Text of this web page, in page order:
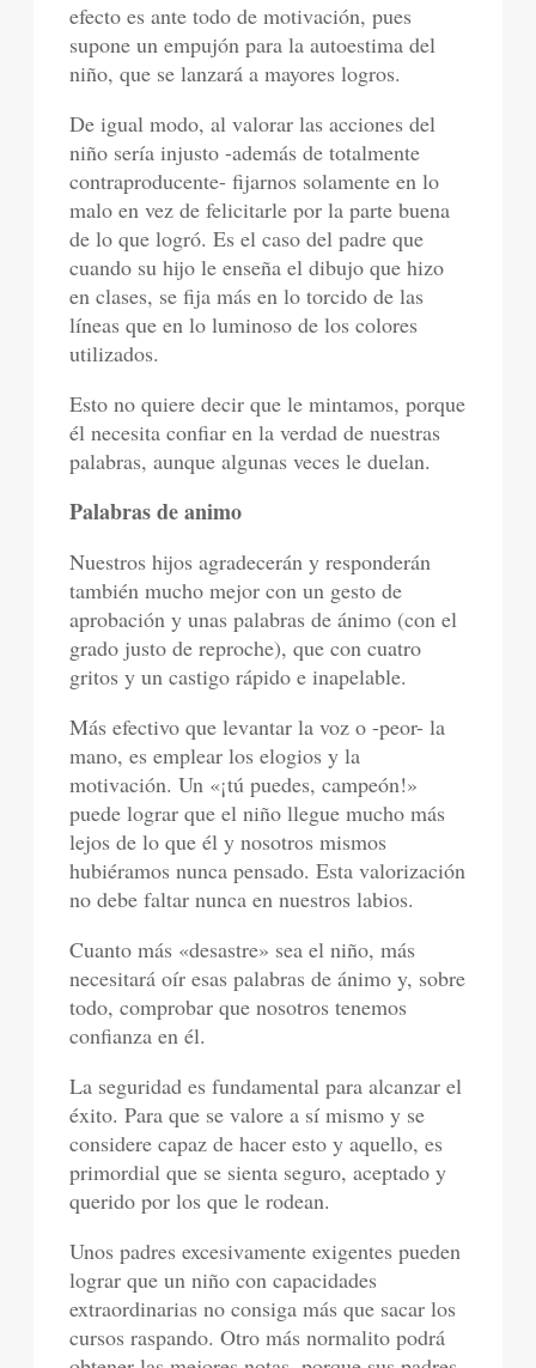
efecto es ante todo de motivación, pues
supone un empujón para la autoestima del
niño, que se lanzará a mayores logros.
De igual modo, al valorar las acciones del
niño sería injusto -además de totalmente
contraproducente- fijarnos solamente en lo
malo en vez de felicitarle por la parte buena
de lo que logró. Es el caso del padre que
cuando su hijo le enseña el dibujo que hizo
en clases, se fija más en lo torcido de las
líneas que en lo luminoso de los colores
utilizados.
Esto no quiere decir que le mintamos, porque
él necesita confiar en la verdad de nuestras
palabras, aunque algunas veces le duelan.
Palabras de animo
Nuestros hijos agradecerán y responderán
también mucho mejor con un gesto de
aprobación y unas palabras de ánimo (con el
grado justo de reproche), que con cuatro
gritos y un castigo rápido e inapelable.
Más efectivo que levantar la voz o -peor- la
mano, es emplear los elogios y la
motivación. Un «¡tú puedes, campeón!»
puede lograr que el niño llegue mucho más
lejos de lo que él y nosotros mismos
hubiéramos nunca pensado. Esta valorización
no debe faltar nunca en nuestros labios.
Cuanto más «desastre» sea el niño, más
necesitará oír esas palabras de ánimo y, sobre
todo, comprobar que nosotros tenemos
confianza en él.
La seguridad es fundamental para alcanzar el
éxito. Para que se valore a sí mismo y se
considere capaz de hacer esto y aquello, es
primordial que se sienta seguro, aceptado y
querido por los que le rodean.
Unos padres excesivamente exigentes pueden
lograr que un niño con capacidades
extraordinarias no consiga más que sacar los
cursos raspando. Otro más normalito podrá